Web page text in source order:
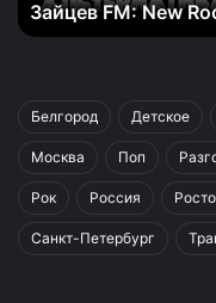
Зайцев FM: New
Белгород Детское
Москва Поп
Рок Россия
Санкт-Петербург